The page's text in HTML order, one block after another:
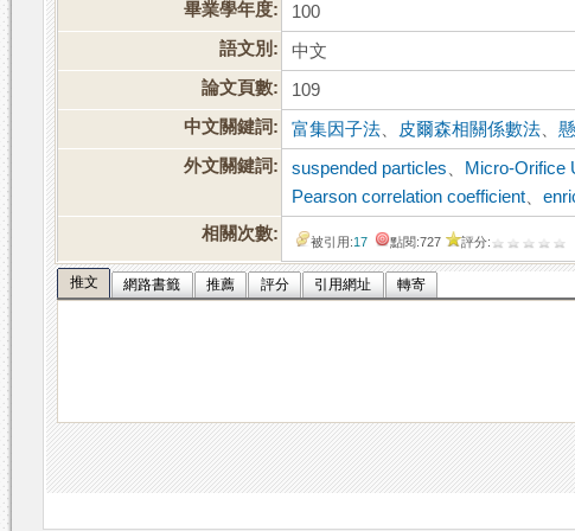
畢業學年度:
100
語文別:
中文
論文頁數:
109
中文關鍵詞:
富集因子法 皮爾森相關係數法 、
外文關鍵詞:
suspended particles Micro-Orifice
Pearson correlation coefficient 、
相關次數:
被引用:17 點閱:727 評分:
推文 網路書籤 推薦 評分 引用網址 轉寄